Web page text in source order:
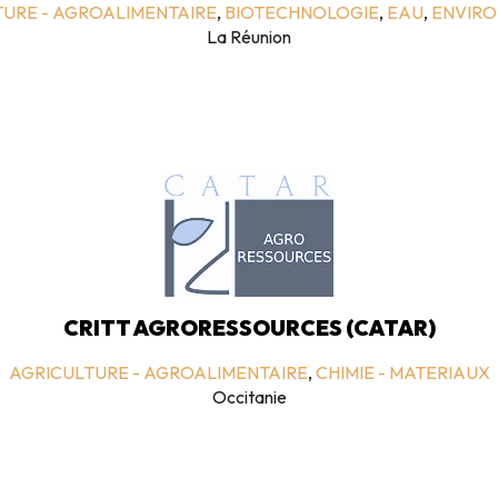
- AGROALIMENTAIRE, BIOTECHNOLOGIE, EAU,
La Réunion
CRITT AGRORESSOURCES (CATAR)
AGRICULTURE - AGROALIMENTAIRE, CHIMIE - MATERIAUX
Occitanie